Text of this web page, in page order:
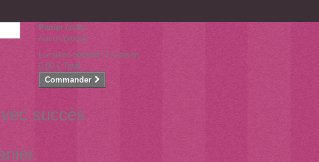
Panier (vide)
Aucun produit
Livraison gratuite ! Livraison
0,00 € Total
Commander
succès